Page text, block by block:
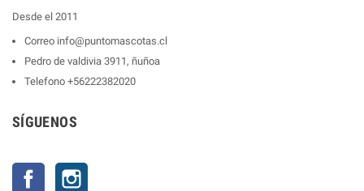
Desde el 2011
Correo info@puntomascotas.cl
Pedro de valdivia 3911, ñuñoa
Telefono +56222382020
SÍGUENOS
Facebook